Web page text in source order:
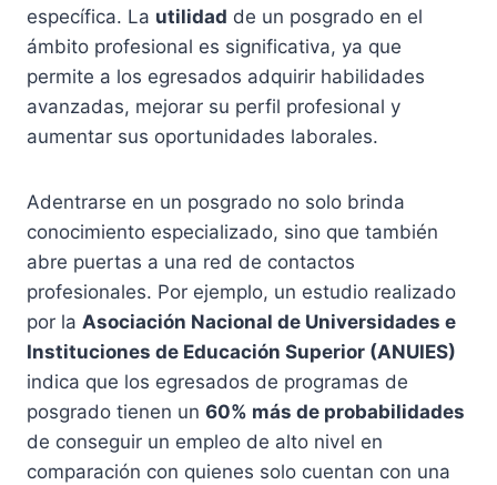
específica. La utilidad de un posgrado en el
ámbito profesional es significativa, ya que
permite a los egresados adquirir habilidades
avanzadas, mejorar su perfil profesional y
aumentar sus oportunidades laborales.
Adentrarse en un posgrado no solo brinda
conocimiento especializado, sino que también
abre puertas a una red de contactos
profesionales. Por ejemplo, un estudio realizado
por la Asociación Nacional de Universidades e
Instituciones de Educación Superior (ANUIES)
indica que los egresados de programas de
posgrado tienen un 60% más de probabilidades
de conseguir un empleo de alto nivel en
comparación con quienes solo cuentan con una